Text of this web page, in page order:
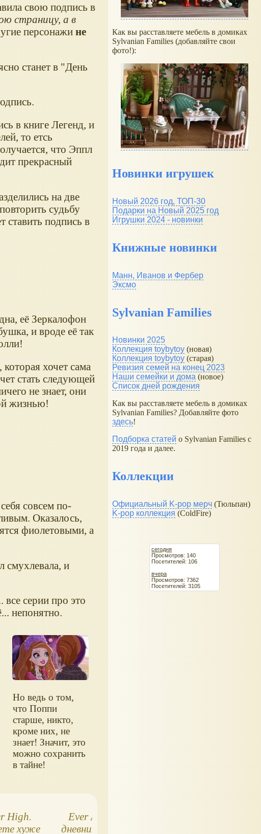
свою подпись в
страницу, а в
персонажине
станет в "День
в книге Легенд, и
то етсь
что Эппл
прекрасный
на две
судьбу
ставить подпись в
её Зеркалофон
и вроде её так
хочет сама
стать следующей
не знает, они
жизнью!
совсем по-
Оказалось,
фиолетовыми, а
смухлевала, и
серии про это
непонятно.
Но ведь о том,
что Поппи
старше, никто,
кроме них, не
знает! Значит, это
можно сохранить
в тайне!
High.
хуже
Ever After High,
дневник для школы
Как вы расставляете мебель в домиках
Sylvanian Families (добавляйте свои
фото!):
Новинки игрушек
Новый 2026 год, ТОП-30
Подарки на Новый 2025 год
Игрушки 2024 - новинки
Книжные новинки
Манн, Иванов и Фербер
Эксмо
Sylvanian Families
Новинки 2025
Коллекция toybytoy (новая)
Коллекция toybytoy (старая)
Ревизия семей на конец 2023
Наши семейки и дома (новое)
Список дней рождения
Как вы расставляете мебель в домиках
Sylvanian Families? Добавляйте фото
здесь!
Подборка статей о Sylvanian Families с
2019 года и далее.
Коллекции
Официальный K-pop мерч (Тюльпан)
K-pop коллекция (ColdFire)
сегодня
Просмотров: 140
Посетителей: 106
вчера
Просмотров: 7362
Посетителей: 3105